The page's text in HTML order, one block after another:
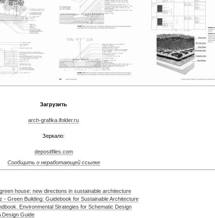
Загрузить
arch-grafika.ifolder.ru
Зеркало:
depositfiles.com
Сообщить о неработающей ссылке
house: new directions in sustainable architecture
- Green Building: Guidebook for Sustainable Architecture
Environmental Strategies for Schematic Design
Design Guide